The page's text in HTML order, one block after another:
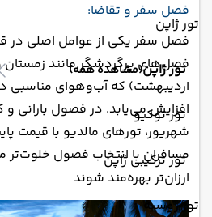
تور ژاپن
تور ژاپن(مشاهده همه)
تور توکیو
تور ترکیبی ژاپن
تور روسیه
فصل سفر و تقاضا:
فصل سفر یکی از عوامل اصلی در
فصل‌های پرگردشگر مانند زمستان و
اردیبهشت) که آب‌وهوای مناسبی
افزایش می‌یابد. در فصول بارانی و
شهریور، تورهای مالدیو با قیمت
مسافران با انتخاب فصول خلوت‌تر
ارزان‌تر بهره‌مند شوند​